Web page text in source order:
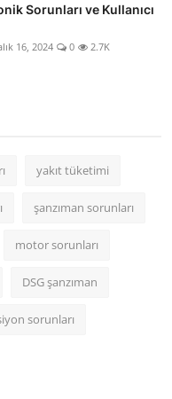
Sorunları ve Kullanıcı
16, 2024 0 2.7K
yakıt tüketimi
şanzıman sorunları
motor sorunları
DSG şanzıman
sorunları